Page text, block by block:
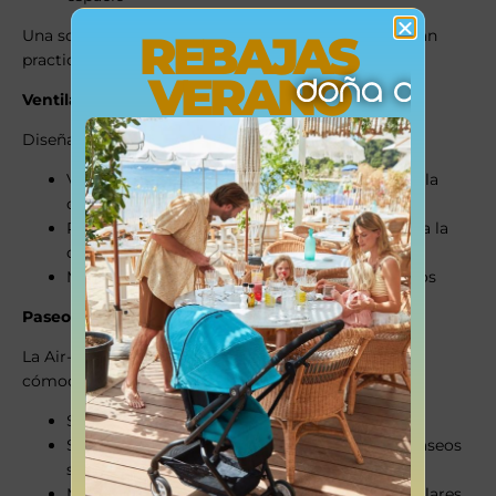
Una solución ideal para familias activas que necesitan
practicidad y orden.
Ventilación inteligente para mayor confort
Diseñada para ofrecer frescura en climas cálidos:
Ventana de ventilación en la parte superior de la
capota para observar al bebé durante el paseo
Respaldo con ventilación integrada que mejora la
circulación del aire
Mayor comodidad en verano o en paseos largos
Paseos suaves incluso en terrenos irregulares
La Air-Z Plus ofrece una conducción más estable y
cómoda gracias a sus sistemas de apoyo:
Supera obstáculos fácilmente
Sistema de bloqueo giratorio adicional para paseos
sobre baches
REBAJAS
VERANO